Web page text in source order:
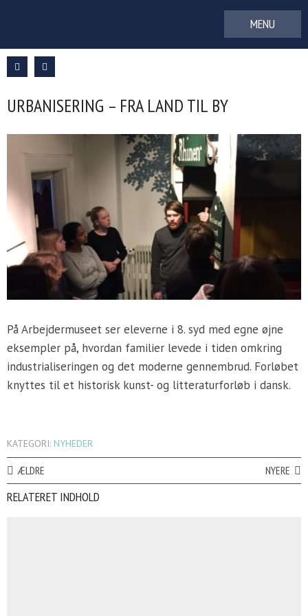
URBANISERING – FRA LAND TIL BY
På Arbejdermuseet ser eleverne i 8. syd med egne øjne
eksempler på, hvordan familier levede i tiden omkring
industrialiseringen og det moderne gennembrud. Forløbet
knyttes til et historisk kunst- og litteraturforløb i dansk.
KATEGORI: NYHEDER
ÆLDRE NYERE
RELATERET INDHOLD